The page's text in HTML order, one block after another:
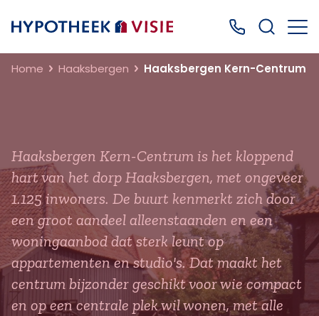
Terug naar home Bel ons: 0499
Home Haaksbergen Haaksbergen Kern-Centrum
Haaksbergen Kern-Centrum is het kloppend
hart van het dorp Haaksbergen, met ongeveer
1.125 inwoners. De buurt kenmerkt zich door
een groot aandeel alleenstaanden en een
woningaanbod dat sterk leunt op
appartementen en studio's. Dat maakt het
centrum bijzonder geschikt voor wie compact
en op een centrale plek wil wonen, met alle